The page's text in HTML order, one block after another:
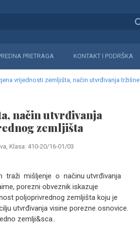
PRETRAGA KONTAKT I PODRŠKA
vrijednosti zemljišta, način utvrđivanja tržišne
način utvrđivanja
zemljišta
Klasa: 410-20/16-01/03
traži mišljenje o načinu utvrđivanja
porezni obveznik iskazuje
poljoprivrednog zemljišta koju je
utvrđivanja visine porezne osnovice.
zemlji&sca..